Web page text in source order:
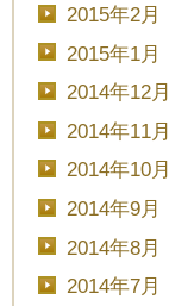
2015年2月
2015年1月
2014年12月
2014年11月
2014年10月
2014年9月
2014年8月
2014年7月